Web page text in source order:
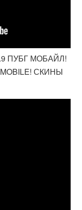
ПУБГ МОБАЙЛ!
СКИНЫ